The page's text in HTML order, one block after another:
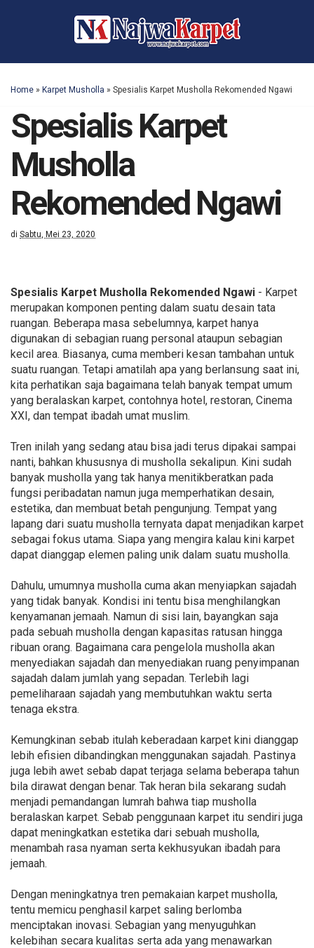
Home » Karpet Musholla » Spesialis Karpet Musholla Rekomended Ngawi
Spesialis Karpet
Musholla
Rekomended Ngawi
di Sabtu, Mei 23, 2020
Spesialis Karpet Musholla Rekomended Ngawi - Karpet
merupakan komponen penting dalam suatu desain tata
ruangan. Beberapa masa sebelumnya, karpet hanya
digunakan di sebagian ruang personal ataupun sebagian
kecil area. Biasanya, cuma memberi kesan tambahan untuk
suatu ruangan. Tetapi amatilah apa yang berlansung saat ini,
kita perhatikan saja bagaimana telah banyak tempat umum
yang beralaskan karpet, contohnya hotel, restoran, Cinema
XXI, dan tempat ibadah umat muslim.
Tren inilah yang sedang atau bisa jadi terus dipakai sampai
nanti, bahkan khususnya di musholla sekalipun. Kini sudah
banyak musholla yang tak hanya menitikberatkan pada
fungsi peribadatan namun juga memperhatikan desain,
estetika, dan membuat betah pengunjung. Tempat yang
lapang dari suatu musholla ternyata dapat menjadikan karpet
sebagai fokus utama. Siapa yang mengira kalau kini karpet
dapat dianggap elemen paling unik dalam suatu musholla.
Dahulu, umumnya musholla cuma akan menyiapkan sajadah
yang tidak banyak. Kondisi ini tentu bisa menghilangkan
kenyamanan jemaah. Namun di sisi lain, bayangkan saja
pada sebuah musholla dengan kapasitas ratusan hingga
ribuan orang. Bagaimana cara pengelola musholla akan
menyediakan sajadah dan menyediakan ruang penyimpanan
sajadah dalam jumlah yang sepadan. Terlebih lagi
pemeliharaan sajadah yang membutuhkan waktu serta
tenaga ekstra.
Kemungkinan sebab itulah keberadaan karpet kini dianggap
lebih efisien dibandingkan menggunakan sajadah. Pastinya
juga lebih awet sebab dapat terjaga selama beberapa tahun
bila dirawat dengan benar. Tak heran bila sekarang sudah
menjadi pemandangan lumrah bahwa tiap musholla
beralaskan karpet. Sebab penggunaan karpet itu sendiri juga
dapat meningkatkan estetika dari sebuah musholla,
menambah rasa nyaman serta kekhusyukan ibadah para
jemaah.
Dengan meningkatnya tren pemakaian karpet musholla,
tentu memicu penghasil karpet saling berlomba
menciptakan inovasi. Sebagian yang menyuguhkan
kelebihan secara kualitas serta ada yang menawarkan